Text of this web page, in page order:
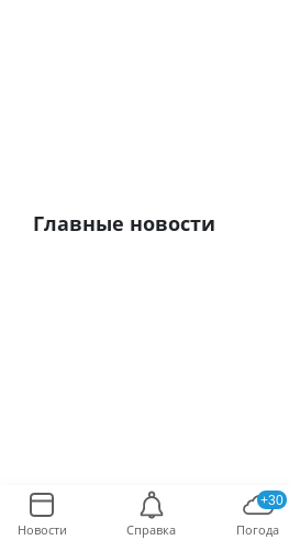
Главные новости
Новости Справка
+30
Погода